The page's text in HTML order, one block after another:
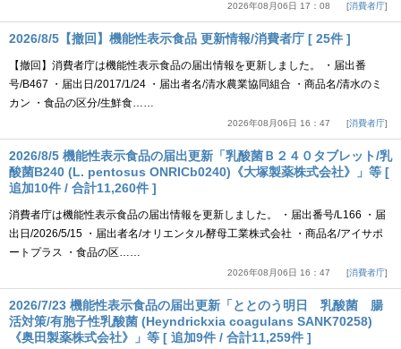
2026年08月06日 17：08 消費者庁
2026/8/5【撤回】機能性表示食品 更新情報/消費者庁 [ 25件 ]
【撤回】消費者庁は機能性表示食品の届出情報を更新しました。 ・届出番
号/B467 ・届出日/2017/1/24 ・届出者名/清水農業協同組合 ・商品名/清水のミ
カン ・食品の区分/生鮮食……
2026年08月06日 16：47 消費者庁
2026/8/5 機能性表示食品の届出更新「乳酸菌Ｂ２４０タブレット/乳
酸菌B240 (L. pentosus ONRICb0240)《大塚製薬株式会社》」等 [
追加10件 / 合計11,260件 ]
消費者庁は機能性表示食品の届出情報を更新しました。 ・届出番号/L166 ・届
出日/2026/5/15 ・届出者名/オリエンタル酵母工業株式会社 ・商品名/アイサポ
ートプラス ・食品の区……
2026年08月06日 16：47 消費者庁
2026/7/23 機能性表示食品の届出更新「ととのう明日 乳酸菌 腸
活対策/有胞子性乳酸菌 (Heyndrickxia coagulans SANK70258)
《奥田製薬株式会社》」等 [ 追加9件 / 合計11,259件 ]